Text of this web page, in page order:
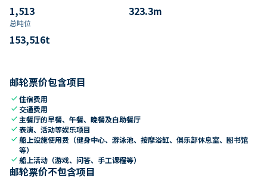
1,513 323.3m
总吨位
153,516t
邮轮票价包含项目
check住宿费用
check 交通费用
check 主餐厅的早餐、午餐、晚餐及自助餐厅
check表演、活动等娱乐项目
check船上设施使用费（健身中心、游泳池、按摩浴缸、俱乐部休息室、图书馆
等）
check船上活动（游戏、问答、手工课程等）
邮轮票价不包含项目